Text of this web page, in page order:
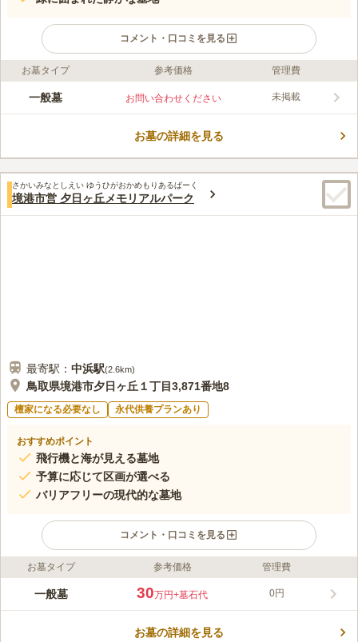
コメント・口コミを見る
ライフドット編集部のコメント
八坂山のふもとに位置する空気の綺麗な墓地です。 管理が行き
曜日と彼岸、および8月13日から15日のお盆期間だけ走ってい
口コミ評価
みんなの評価
3.8 口コミ 1
40代男性
周辺はなにもなく事前のお供え物の購入は必要。食事をする場所
お墓タイプ 参考価格 管理費
一般墓 お問い合わせください 未掲載
お墓の詳細を見る
さかいみなとしえい ゆうひがおかめもりあるぱーく
境港市営 夕日ヶ丘メモリアルパーク
最寄駅： 中浜駅(2.6km)
鳥取県境港市夕日ヶ丘１丁目3,871番地8
檀家になる必要なし 永代供養プランあり
おすすめポイント
飛行機と海が見える墓地
予算に応じて区画が選べる
バリアフリーの現代的な墓地
コメント・口コミを見る
ライフドット編集部のコメント
平成26年にオープンした境港市の新しい公営霊園です。 宗教不
た、墓地には公園が併設されており、広い芝生や遊具で子どもが
お墓タイプ 参考価格 管理費
一般墓 30万円+墓石代 0円
お墓の詳細を見る